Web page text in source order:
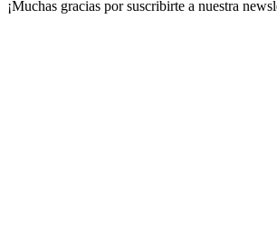
¡Muchas gracias por suscribirte a nuestra